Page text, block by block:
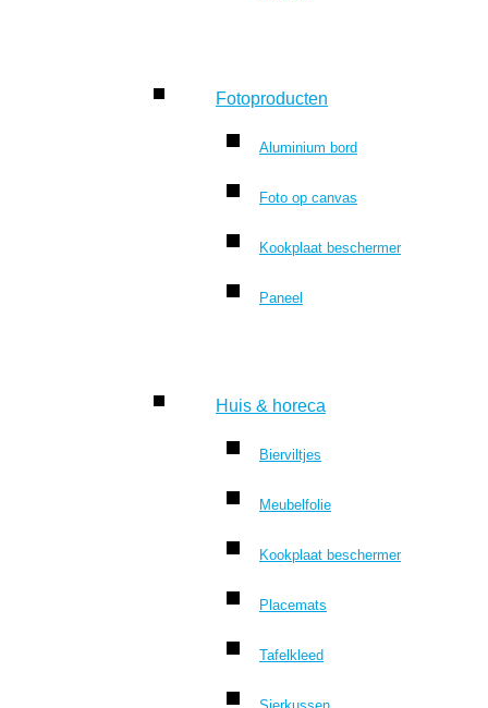
Fotoproducten
Aluminium bord
Foto op canvas
Kookplaat beschermer
Paneel
Huis & horeca
Bierviltjes
Meubelfolie
Kookplaat beschermer
Placemats
Tafelkleed